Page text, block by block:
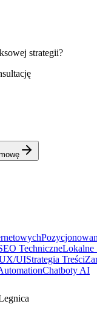
strategii?
TechniczneLokalne
UIStrategia Treści
Chatboty AI